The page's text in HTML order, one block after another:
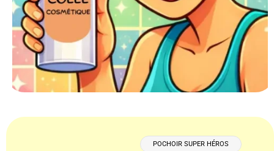
POCHOIR SUPER HÉROS